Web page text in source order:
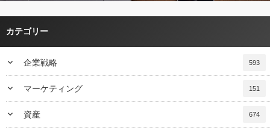
カテゴリー
keyboard_arrow_down 企業戦略 593
keyboard_arrow_down マーケティング 151
keyboard_arrow_down 資産 674